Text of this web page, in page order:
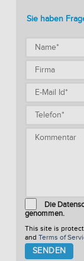
Sie haben
Die
genommen.
This site is
and Terms of
Please
leave